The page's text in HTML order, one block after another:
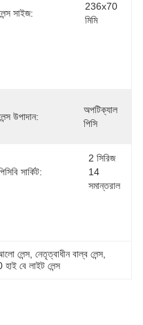
সাইজ:
236x70
মিমি
উপাদান:
অপটিক্যাল
পিসি
সার্কিট:
2 সিরিজ
14
সমান্তরাল
লেন্স , নেতৃত্বাধীন বাল্ব লেন্স
বে লাইট লেন্স